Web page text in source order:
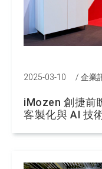
2025-03-10 / 企業
iMozen 創捷前
客製化與 AI 技